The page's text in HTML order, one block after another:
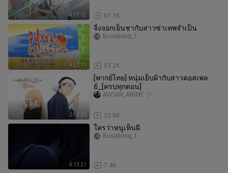
4:17:13 67.1K
4:37:11
จิ้งจอกเย็นชากับสาวซ่าเทพจำเป็น
53.2K
Busabong_1
2:52:26
[พากย์ไทย] หนุ่มเย็บผ้ากับสาวคอสเพล
ย์_[ครบทุกตอน]
23.8K
AVOAN_ANIME ツ
4:12:21
ใครว่าหนูเห็นผี
7.4K
Busabong_1